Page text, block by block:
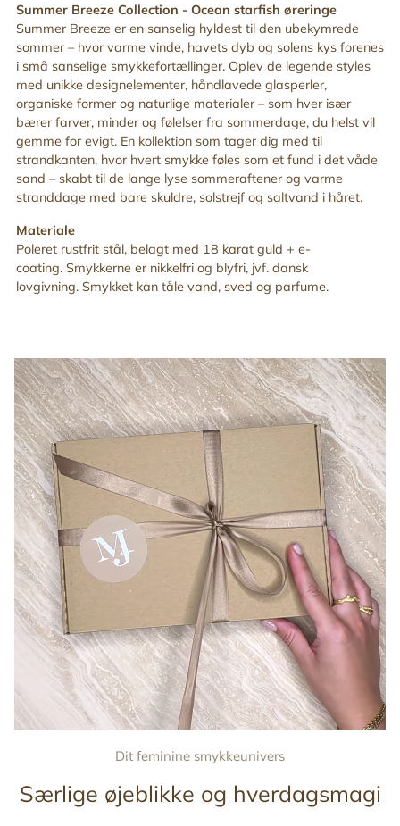
til
din
indkøbskurv
Summer Breeze Collection - Ocean starfish øreringe
Summer Breeze er en sanselig hyldest til den ubekymrede
sommer – hvor varme vinde, havets dyb og solens kys forenes
i små sanselige smykkefortællinger. Oplev de legende styles
med unikke designelementer, håndlavede glasperler,
organiske former og naturlige materialer – som hver især
bærer farver, minder og følelser fra sommerdage, du helst vil
gemme for evigt. En kollektion som tager dig med til
strandkanten, hvor hvert smykke føles som et fund i det våde
sand – skabt til de lange lyse sommeraftener og varme
stranddage med bare skuldre, solstrejf og saltvand i håret.
Materiale
Poleret rustfrit stål, belagt med 18 karat guld + e-
coating. Smykkerne er nikkelfri og blyfri, jvf. dansk
lovgivning. Smykket kan tåle vand, sved og parfume.
Dit feminine smykkeunivers
Særlige øjeblikke og hverdagsmagi